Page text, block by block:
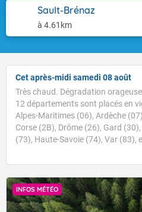
Sault-Brénaz
à 4.61km
Cet après-midi samedi 08 août
Très chaud. Dégradation
12 départements sont placés en
Alpes-Maritimes (06), Ardèche
Corse (2B), Drôme (26), Gard
(73), Haute-Savoie (74), Var (83),
INFOS MÉTÉO